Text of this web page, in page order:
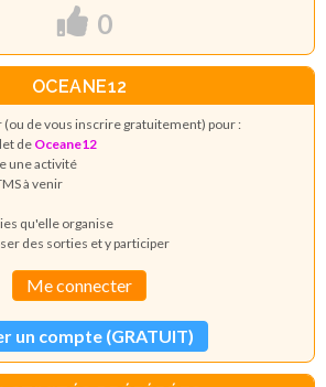
0
OCEANE12
de vous inscrire gratuitement) pour :
deOceane12
une activité
à venir
qu'elle organise
des sorties et y participer
Me connecter
un compte (GRATUIT)